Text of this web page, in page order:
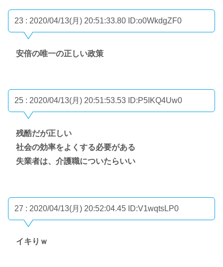
23 : 2020/04/13(月) 20:51:33.80 ID:o0WkdgZF0
安倍の唯一の正しい政策
25 : 2020/04/13(月) 20:51:53.53 ID:P5IKQ4Uw0
残酷だが正しい
社会の効率をよくする必要がある
失業者は、介護職についたらいい
27 : 2020/04/13(月) 20:52:04.45 ID:V1wqtsLP0
イキりｗ